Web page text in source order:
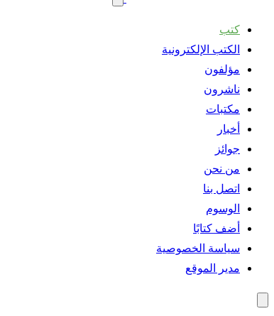
كتب
الكتب الإلكترونية
مؤلفون
ناشرون
مكتبات
أخبار
جوائز
من نحن
اتصل بنا
الوسوم
أضف كتابًا
سياسة الخصوصية
مدير الموقع